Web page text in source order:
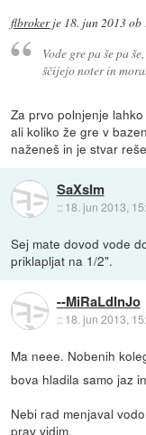
flbrokerje 18. jun 2013 ob
Vode gre pa še pa
ščijejo noter in
Za prvo polnjenje
ali koliko že gre v
naženeš in je stvar
SaXsIm
:: 18. jun 2013,
Sej mate dovod vode
priklapljat na 1/2".
--MiRaLdInJo
:: 18. jun 2013,
Ma neee. Nobenih
bova hladila samo jaz
Nebi rad menjaval
prav vidim.